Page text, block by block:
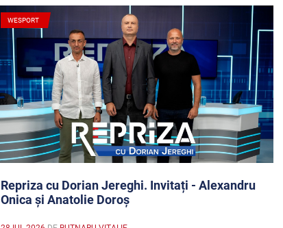
WESPORT
Repriza cu Dorian Jereghi. Invitați - Alexandru
Onica și Anatolie Doroș